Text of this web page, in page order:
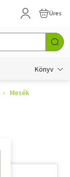
Üres
Könyv
Mesék